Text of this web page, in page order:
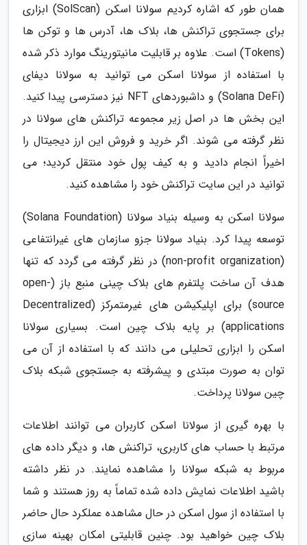
همان طور که اشاره کردیم سولانا اسکن (SolScan) ابزاری
برای جستجوی تراکنش ها، بلاک ها، آدرس ها و توکن ها
(Tokens) است. علاوه بر قابلیت مانیتورینگ موارد ذکر شده
با استفاده از سولانا اسکن می توانید به سولانا دیفای
(Solana DeFi) و داشبوردهای NFT نیز دسترسی پیدا کنید.
این بخش ها در اصل زیر مجموعه تراکنش های سولانا در
نظر گرفته می شوند. اگر خرید و فروش این ارز دیجیتال را
اخیراً انجام دادید و به کیف پول خود منتقل کردید؛ می
توانید در این سایت تراکنش خود را مشاهده کنید.
سولانا اسکن به وسیله بنیاد سولانا (Solana Foundation)
توسعه پیدا کرد. بنیاد سولانا جزو سازمان های غیرانتفاعی
(non-profit organization) در نظر گرفته می گردد که تنها
هدف آن ساخت پلتفرم های بلاک چینی منبع باز (open-
source) برای اپلیکیشن های غیرمتمرکز (Decentralized
applications) بر پایه بلاک چین است. بسیاری سولانا
اسکن را ابزاری تحلیلی می دانند که با استفاده از آن می
توان به صورت مبتدی و پیشرفته به جستجوی شبکه بلاک
چین سولانا پرداخت.
با بهره گیری از سولانا اسکن کاربران می توانند اطلاعات
مرتبط با حساب های کاربری، تراکنش ها، و دیگر داده های
مربوط به شبکه سولانا را مشاهده نمایند. در نظر داشته
باشید اطلاعات نمایش داده شده تماماً به روز هستند و شما
با استفاده از سول اسکن در حال مشاهده عملکرد حال حاضر
بلاک چین خواهید بود. چنین قابلیتی امکان بهینه سازی